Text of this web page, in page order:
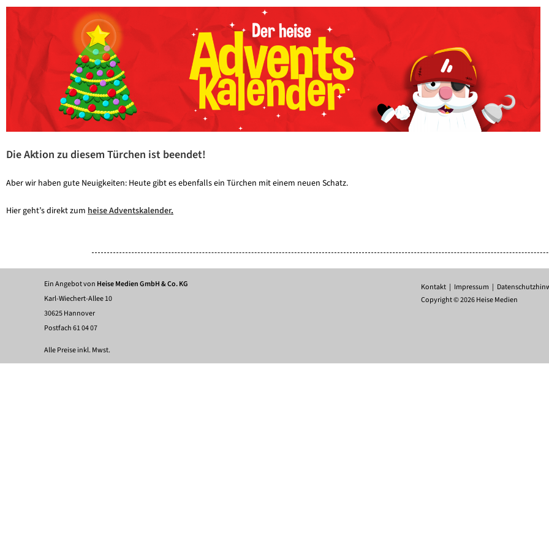
Die Aktion zu diesem Türchen ist beendet!
Aber wir haben gute Neuigkeiten: Heute gibt es ebenfalls ein Türchen mit einem neuen Schatz.
Hier geht’s direkt zum heise Adventskalender.
Kontakt Impressum
Copyright © 2026 Heise Medien
Ein Angebot von Heise Medien GmbH & Co. KG
Karl-Wiechert-Allee 10
30625 Hannover
Postfach 61 04 07
Alle Preise inkl. Mwst.